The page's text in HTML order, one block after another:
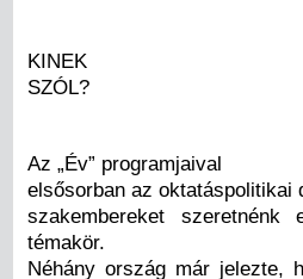
KINEK
SZÓL?
Az „Év” programjaival
elsősorban az oktatáspolitikai
szakembereket
témakör.
Néhány ország már jelezte,